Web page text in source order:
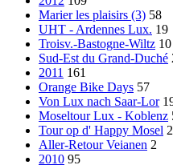
Marier les plaisirs (3) 58
UHT - Ardennes Lux. 19
Troisv.-Bastogne-Wiltz 10
Sud-Est du Grand-Duché
2011 161
Orange Bike Days 57
Von Lux nach Saar-Lor
Moseltour Lux - Koblenz
Tour op d' Happy Mosel
Aller-Retour Veianen 2
2010 95